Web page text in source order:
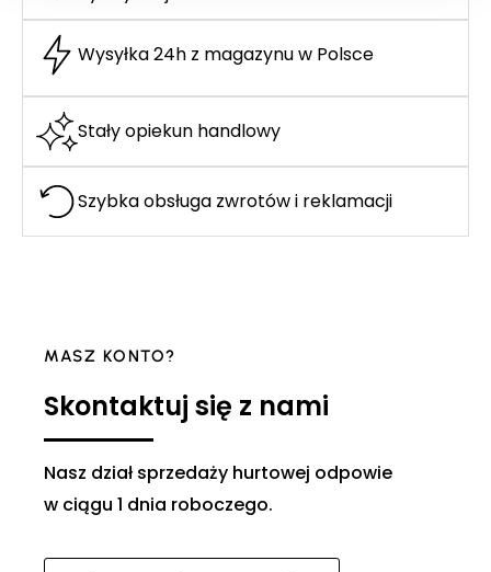
Wysyłka 24h z magazynu w Polsce
Stały opiekun handlowy
Szybka obsługa zwrotów i reklamacji
MASZ KONTO?
Skontaktuj się z nami
Nasz dział sprzedaży hurtowej odpowie
w ciągu 1 dnia roboczego.